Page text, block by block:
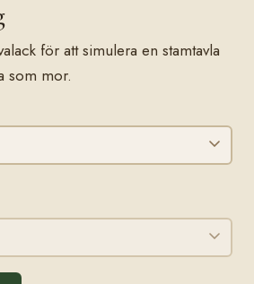
för att simulera en stamtavla
som mor.